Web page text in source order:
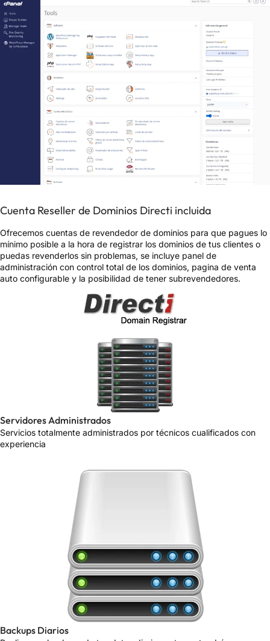
Cuenta Reseller de Dominios Directi incluida
Ofrecemos cuentas de revendedor de dominios para que pagues lo
mínimo posible a la hora de registrar los dominios de tus clientes o
puedas revenderlos sin problemas, se incluye panel de
administración con control total de los dominios, pagina de venta
auto configurable y la posibilidad de tener subrevendedores.
Servidores Administrados
Servicios totalmente administrados por técnicos cualificados con
experiencia
Backups Diarios